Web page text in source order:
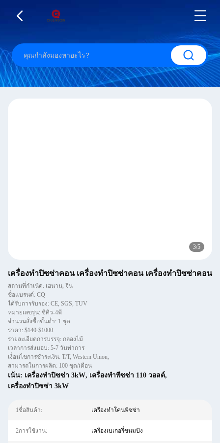
3/5
เครื่องทําปิซซ่าคอน เครื่องทําปิซซ่าคอน เครื่องทําปิซซ่าคอน
สถานที่กำเนิด: เฮนาน, จีน
ชื่อแบรนด์: CQ
ได้รับการรับรอง: CE, SGS, TUV
หมายเลขรุ่น: ซีคิว-4พี
จำนวนสั่งซื้อขั้นต่ำ: 1 ชุด
ราคา: $140-$1000
รายละเอียดการบรรจุ: กล่องไม้
เวลาการส่งมอบ: 5-7 วันทําการ
เงื่อนไขการชำระเงิน: T/T, Western Union,
สามารถในการผลิต: 100 ชุด/เดือน
เน้น: เครื่องทําปิซซ่า 3kW, เครื่องทําพีซซ่า 110 วอลต์,
เครื่องทําปิซซ่า 3kW
1ชื่อสินค้า: เครื่องทำโคนพิซซ่า
2การใช้งาน: เครื่องเบเกอรี่ขนมปัง